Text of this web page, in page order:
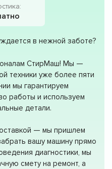
в нежной заботе?
СтирМаш! Мы —
техники уже более пяти
мы гарантируем
работы и используем
детали.
— мы пришлем
вашу машину прямо
диагностики, мы
смету на ремонт, а